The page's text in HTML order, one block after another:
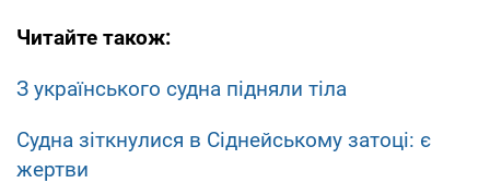
Читайте також:
З українського судна підняли тіла
Судна зіткнулися в Сіднейському затоці: є
жертви